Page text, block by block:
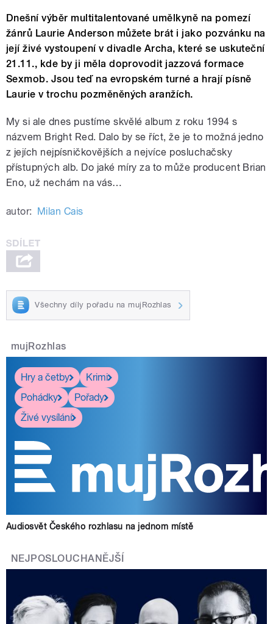
Dnešní výběr multitalentované umělkyně na pomezí
žánrů Laurie Anderson můžete brát i jako pozvánku na
její živé vystoupení v divadle Archa, které se uskuteční
21.11., kde by ji měla doprovodit jazzová formace
Sexmob. Jsou teď na evropském turné a hrají písně
Laurie v trochu pozměněných aranžích.
My si ale dnes pustíme skvělé album z roku 1994 s
názvem Bright Red. Dalo by se říct, že je to možná jedno
z jejích nejpísničkovějších a nejvíce posluchačsky
přístupných alb. Do jaké míry za to může producent Brian
Eno, už nechám na vás…
autor: Milan Cais
Všechny díly pořadu na mujRozhlas
mujRozhlas
Hry a četby
Krimi
Pohádky
Pořady
Živé vysílání
Audiosvět Českého rozhlasu na jednom místě
NEJPOSLOUCHANĚJŠÍ